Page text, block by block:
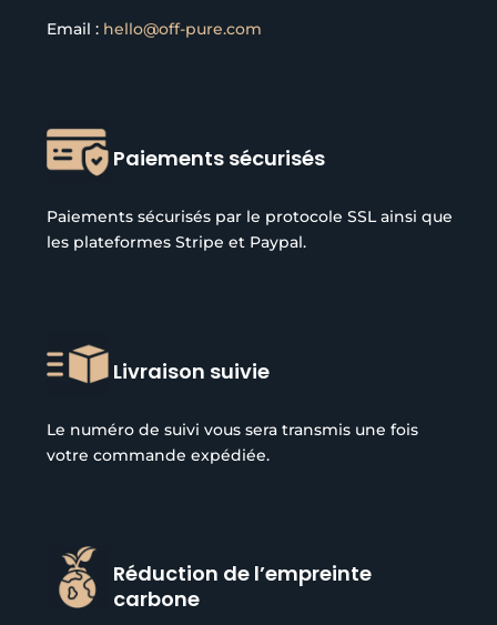
Email : hello@off-pure.com
Paiements sécurisés
Paiements sécurisés par le protocole SSL ainsi que
les plateformes Stripe et Paypal.
Livraison suivie
Le numéro de suivi vous sera transmis une fois
votre commande expédiée.
Réduction de l’empreinte
carbone